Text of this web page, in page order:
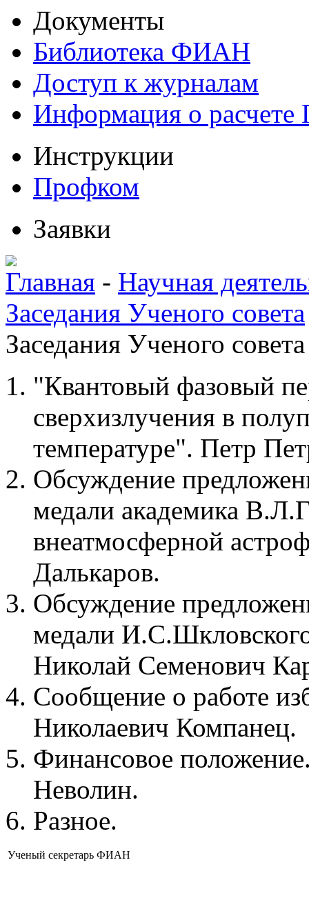
Документы
Библиотека ФИАН
Доступ к журналам
Информация о
Инструкции
Профком
Заявки
Главная - Научная
Заседания Ученого совета
Заседания Ученого
"Квантовый фазовый
сверхизлучения в
температуре". Петр
Обсуждение
медали академика
внеатмосферной
Далькаров.
Обсуждение
медали
Николай Семенович
Сообщение о работе
Николаевич Компанец.
Финансовое
Неволин.
Разное.
Ученый секретарь ФИАН